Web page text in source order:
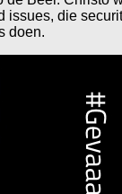
die
doen.